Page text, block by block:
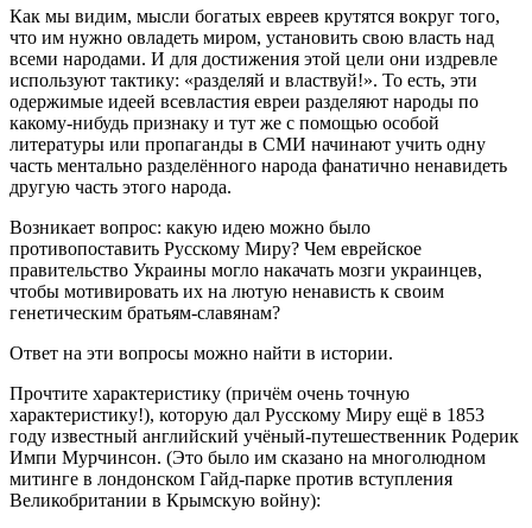
Как мы видим, мысли богатых евреев крутятся вокруг того,
что им нужно овладеть миром, установить свою власть над
всеми народами. И для достижения этой цели они издревле
используют тактику: «разделяй и властвуй!». То есть, эти
одержимые идеей всевластия евреи разделяют народы по
какому-нибудь признаку и тут же с помощью особой
литературы или пропаганды в СМИ начинают учить одну
часть ментально разделённого народа фанатично ненавидеть
другую часть этого народа.
Возникает вопрос: какую идею можно было
противопоставить Русскому Миру? Чем еврейское
правительство Украины могло накачать мозги украинцев,
чтобы мотивировать их на лютую ненависть к своим
генетическим братьям-славянам?
Ответ на эти вопросы можно найти в истории.
Прочтите характеристику (причём очень точную
характеристику!), которую дал Русскому Миру ещё в 1853
году известный английский учёный-путешественник Родерик
Импи Мурчинсон. (Это было им сказано на многолюдном
митинге в лондонском Гайд-парке против вступления
Великобритании в Крымскую войну):